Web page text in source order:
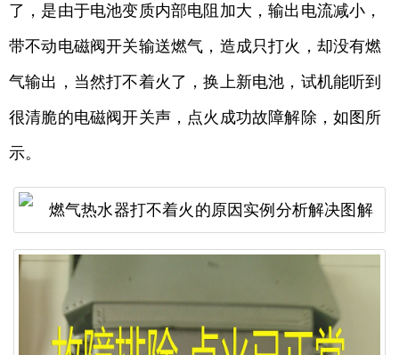
了，是由于电池变质内部电阻加大，输出电流减小，
带不动电磁阀开关输送燃气，造成只打火，却没有燃
气输出，当然打不着火了，换上新电池，试机能听到
很清脆的电磁阀开关声，点火成功故障解除，如图所
示。